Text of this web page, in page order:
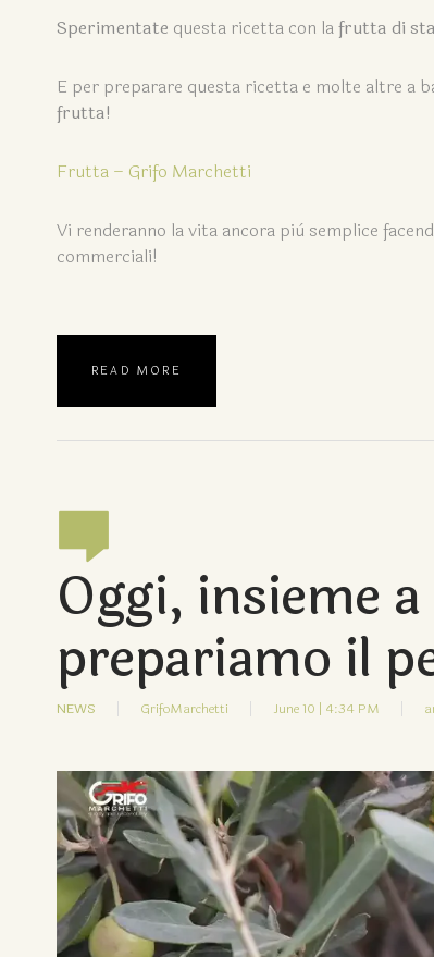
Sperimentate questa ricetta con lafrutta di
E per preparare questa ricetta e molte altre a
frutta!
Frutta – Grifo Marchetti
Vi renderanno la vita ancora più semplice
commerciali!
READ MORE
Oggi, insieme
prepariamo il
NEWS GrifoMarchetti June 10 | 4:34 PM